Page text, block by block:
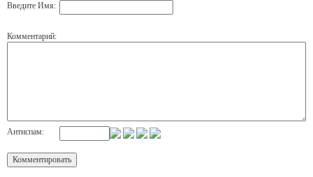
Введите Имя:
Комментарий:
Антиспам: